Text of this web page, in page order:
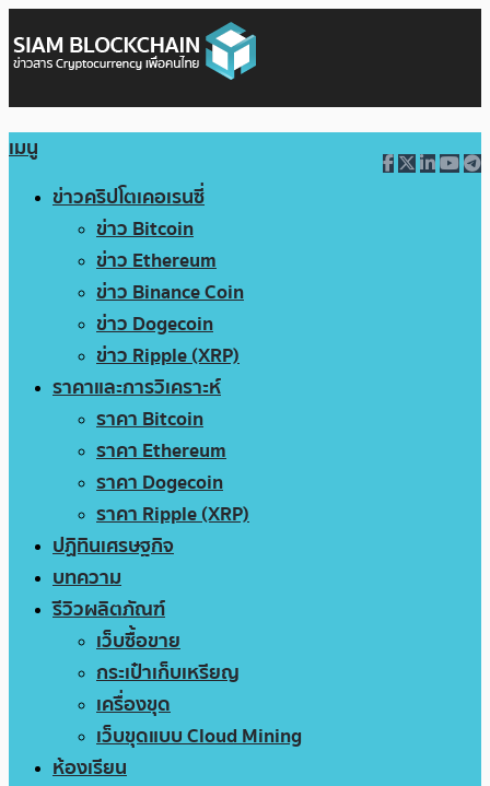
เมนู
ข่าวคริปโตเคอเรนซี่
ข่าว Bitcoin
ข่าว Ethereum
ข่าว Binance Coin
ข่าว Dogecoin
ข่าว Ripple (XRP)
ราคาและการวิเคราะห์
ราคา Bitcoin
ราคา Ethereum
ราคา Dogecoin
ราคา Ripple (XRP)
ปฏิทินเศรษฐกิจ
บทความ
รีวิวผลิตภัณฑ์
เว็บซื้อขาย
กระเป๋าเก็บเหรียญ
เครื่องขุด
เว็บขุดแบบ Cloud Mining
ห้องเรียน